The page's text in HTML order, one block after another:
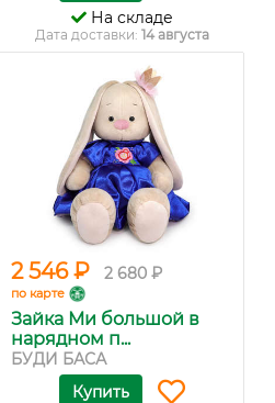
На складе
Дата доставки: 14 августа
2 546 ₽ 2 680 ₽
по карте
Зайка Ми большой в
нарядном п...
БУДИ БАСА
Купить